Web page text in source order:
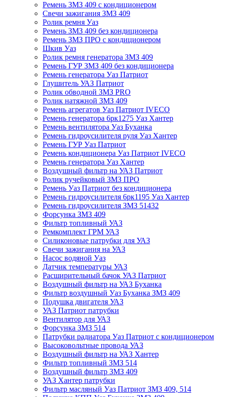
Ремень ЗМЗ 409 с кондиционером
Свечи зажигания ЗМЗ 409
Ролик ремня Уаз
Ремень ЗМЗ 409 без кондиционера
Ремень ЗМЗ ПРО с кондиционером
Шкив Уаз
Ролик ремня генератора ЗМЗ 409
Ремень ГУР ЗМЗ 409 без кондиционера
Ремень генератора Уаз Патриот
Глушитель УАЗ Патриот
Ролик обводной ЗМЗ PRO
Ролик натяжной ЗМЗ 409
Ремень агрегатов Уаз Патриот IVECO
Ремень генератора 6рк1275 Уаз Хантер
Ремень вентилятора Уаз Буханка
Ремень гидроусилителя руля Уаз Хантер
Ремень ГУР Уаз Патриот
Ремень кондиционера Уаз Патриот IVECO
Ремень генератора Уаз Хантер
Воздушный фильтр на УАЗ Патриот
Ролик ручейковый ЗМЗ ПРО
Ремень Уаз Патриот без кондиционера
Ремень гидроусилителя 6рк1195 Уаз Хантер
Ремень гидроусилителя ЗМЗ 51432
Форсунка ЗМЗ 409
Фильтр топливный УАЗ
Ремкомплект ГРМ УАЗ
Силиконовые патрубки для УАЗ
Свечи зажигания на УАЗ
Насос водяной Уаз
Датчик температуры УАЗ
Расширительный бачок УАЗ Патриот
Воздушный фильтр на УАЗ Буханка
Фильтр воздушный Уаз Буханка ЗМЗ 409
Подушка двигателя УАЗ
УАЗ Патриот патрубки
Вентилятор для УАЗ
Форсунка ЗМЗ 514
Патрубки радиатора Уаз Патриот с кондиционером
Высоковольтные провода УАЗ
Воздушный фильтр на УАЗ Хантер
Фильтр топливный ЗМЗ 514
Воздушный фильтр ЗМЗ 409
УАЗ Хантер патрубки
Фильтр масляный Уаз Патриот ЗМЗ 409, 514